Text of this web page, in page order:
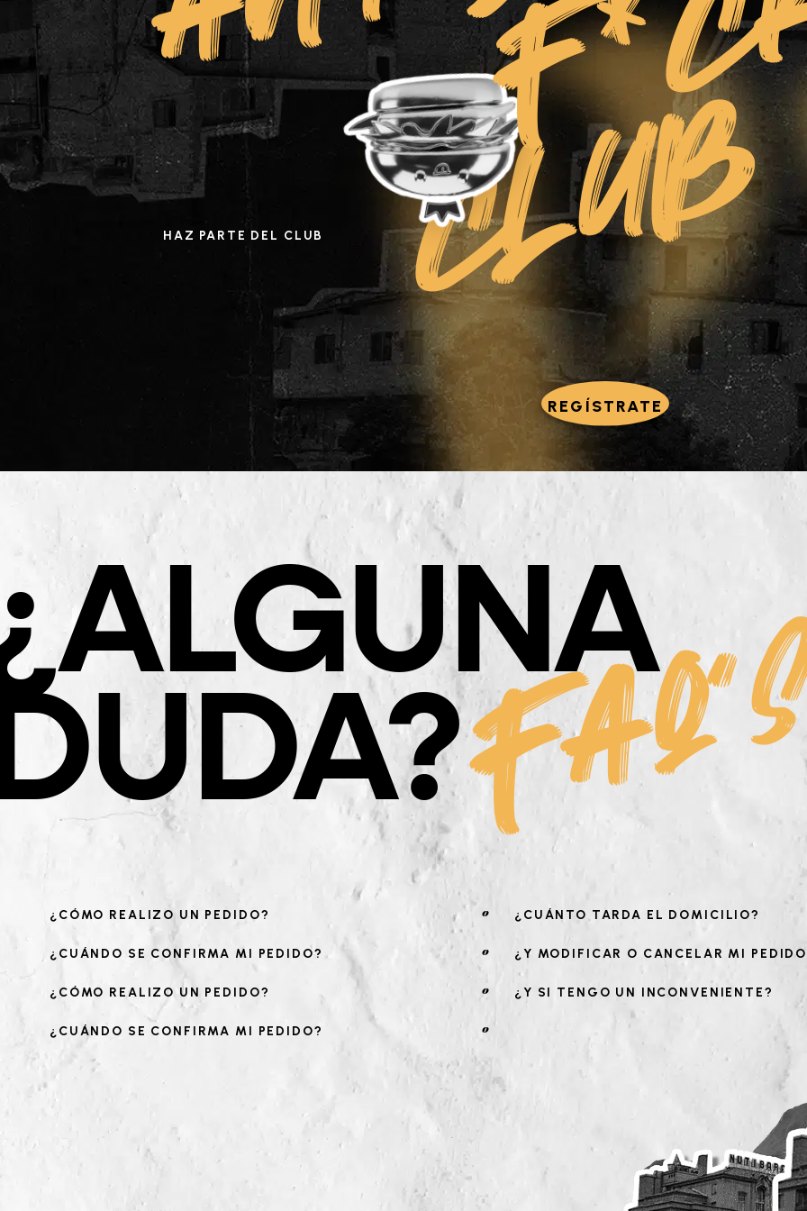
CLUB
HAZ PARTE DEL CLUB
REGÍSTRATE
¿CÓMO REALIZO UN PEDIDO?
¿CUÁNDO SE CONFIRMA MI PEDIDO?
¿CÓMO REALIZO UN PEDIDO?
¿CUÁNDO SE CONFIRMA MI PEDIDO?
¿CUÁNTO TARDA EL DOMICILIO?
¿Y MODIFICAR O CANCELAR MI
¿Y SI TENGO UN INCONVENIENTE?